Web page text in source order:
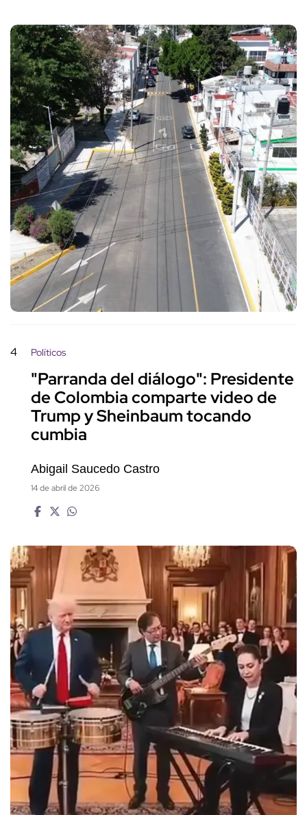
4 Políticos
"Parranda del diálogo": Presidente
de Colombia comparte video de
Trump y Sheinbaum tocando
cumbia
Abigail Saucedo Castro
14 de abril de 2026